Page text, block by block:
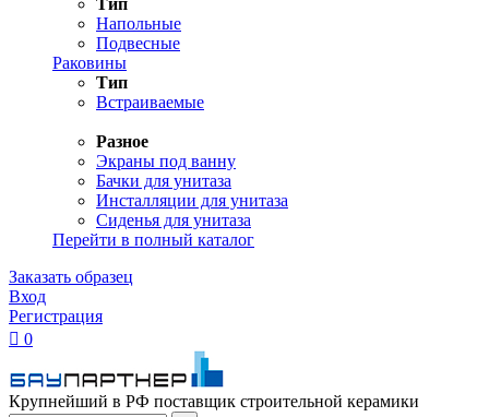
Тип
Напольные
Подвесные
Раковины
Тип
Встраиваемые
Разное
Экраны под ванну
Бачки для унитаза
Инсталляции для унитаза
Сиденья для унитаза
Перейти в полный каталог
Заказать образец
Вход
Регистрация
 0
Крупнейший в РФ поставщик строительной керамики